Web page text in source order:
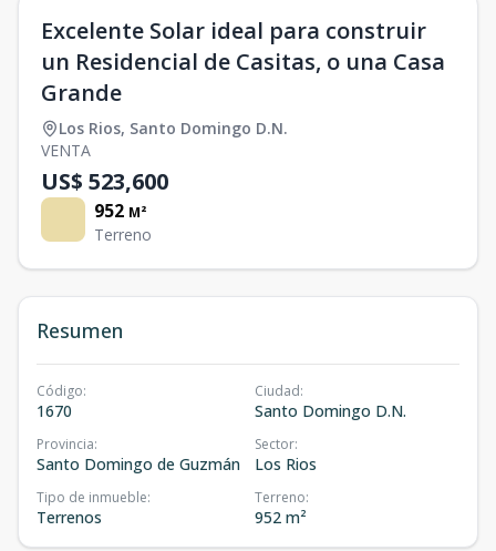
Excelente Solar ideal para construir
un Residencial de Casitas, o una Casa
Grande
Los Rios, Santo Domingo D.N.
VENTA
US$ 523,600
952 M²
Terreno
Resumen
Código:
1670
Ciudad:
Santo Domingo D.N.
Provincia:
Santo Domingo de Guzmán
Sector:
Los Rios
Tipo de inmueble:
Terrenos
Terreno:
952 m²